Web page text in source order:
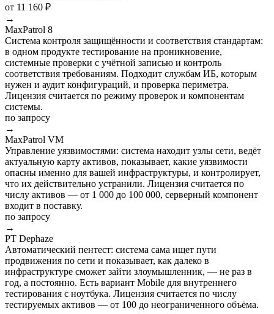
от 11 160 ₽
→
MaxPatrol 8
Система контроля защищённости и соответствия стандартам:
в одном продукте тестирование на проникновение,
системные проверки с учётной записью и контроль
соответствия требованиям. Подходит службам ИБ, которым
нужен и аудит конфигураций, и проверка периметра.
Лицензия считается по режиму проверок и компонентам
системы.
по запросу
→
MaxPatrol VM
Управление уязвимостями: система находит узлы сети, ведёт
актуальную карту активов, показывает, какие уязвимости
опасны именно для вашей инфраструктуры, и контролирует,
что их действительно устранили. Лицензия считается по
числу активов — от 1 000 до 100 000, серверный компонент
входит в поставку.
по запросу
→
PT Dephaze
Автоматический пентест: система сама ищет пути
продвижения по сети и показывает, как далеко в
инфраструктуре сможет зайти злоумышленник, — не раз в
год, а постоянно. Есть вариант Mobile для внутреннего
тестирования с ноутбука. Лицензия считается по числу
тестируемых активов — от 100 до неограниченного объёма.